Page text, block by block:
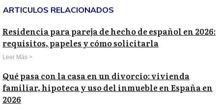
ARTICULOS RELACIONADOS
Residencia para pareja de hecho de español en 2026:
requisitos, papeles y cómo solicitarla
Leer Más >
Qué pasa con la casa en un divorcio: vivienda
familiar, hipoteca y uso del inmueble en España en
2026